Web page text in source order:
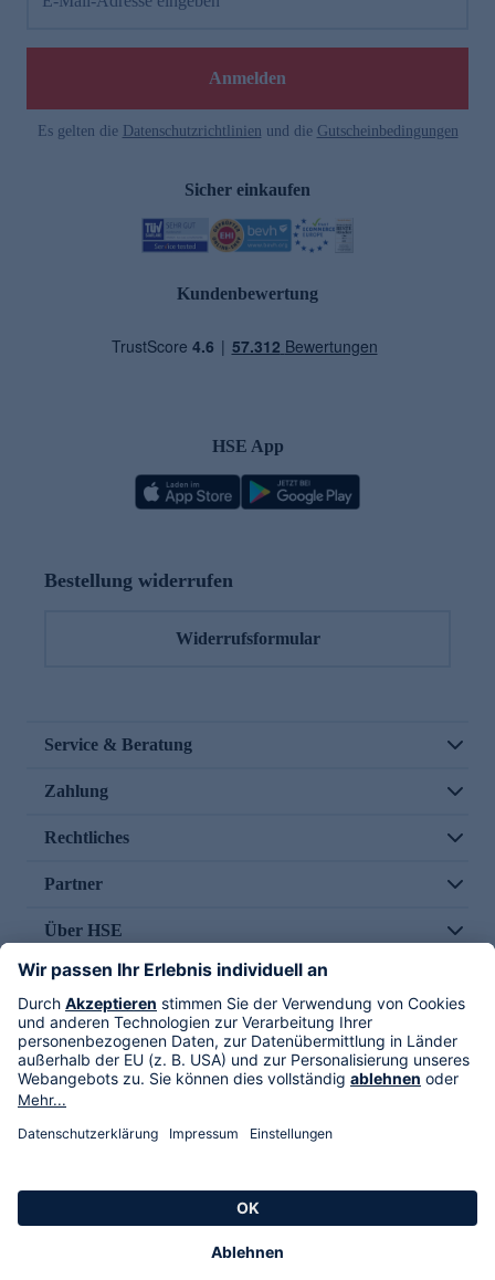
Anmelden
Es gelten die Datenschutzrichtlinien und die Gutscheinbedingungen
Sicher einkaufen
Kundenbewertung
HSE App
Bestellung widerrufen
Widerrufsformular
Service & Beratung
Zahlung
Rechtliches
Partner
Über HSE
Im TV
HSE International